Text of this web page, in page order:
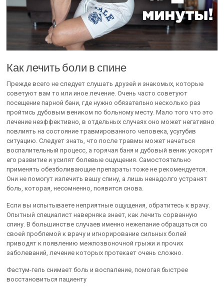
Как лечить боли в спине
Прежде всего не следует слушать друзей и знакомых, которые
советуют вам то или иное лечение. Очень часто советуют
посещение парной бани, где нужно обязательно несколько раз
пройтись дубовым веником по больному месту. Мало того что это
лечение неэффективно, в отдельных случаях оно может негативно
повлиять на состояние травмированного человека, усугубив
ситуацию. Следует знать, что после травмы может начаться
воспалительный процесс, а горячая баня и дубовый веник ускорят
его развитие и усилят болевые ощущения. Самостоятельно
применять обезболивающие препараты тоже не рекомендуется.
Они не помогут излечить вашу спину, а лишь ненадолго устранят
боль, которая, несомненно, появится снова.
Если вы испытываете неприятные ощущения, обратитесь к врачу.
Опытный специалист наверняка знает, как лечить сорванную
спину. В большинстве случаев именно нежелание обращаться со
своей проблемой к врачу и игнорирование сильных болей
приводят к появлению межпозвоночной грыжи и прочих
заболеваний, лечение которых протекает очень сложно.
Фастум-гель снимает боль и воспаление, помогая быстрее
восстановиться пациенту